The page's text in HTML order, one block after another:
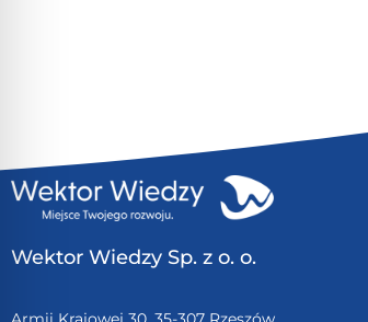
Wektor Wiedzy Sp. z o. o.